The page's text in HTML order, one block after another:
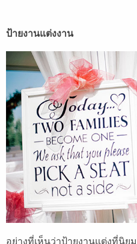
ป้ายงานแต่งงาน
อย่างที่เห็นว่าป้ายงานแต่งที่นิ